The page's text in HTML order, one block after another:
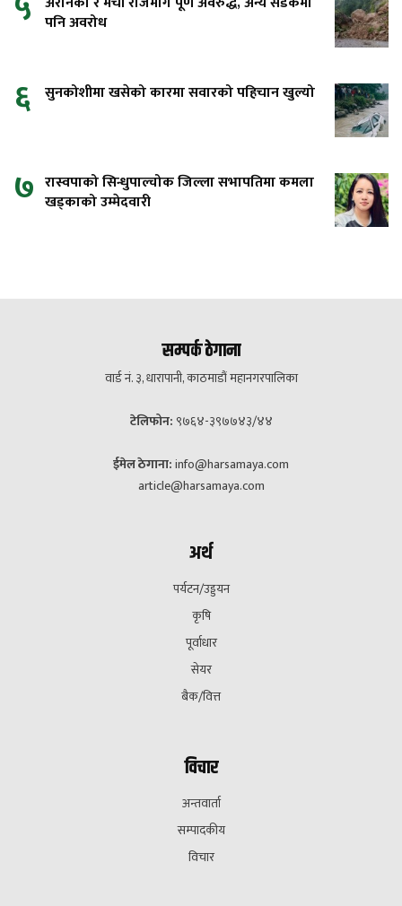
पनि अवरोध
६ सुनकोशीमा खसेको कारमा सवारको पहिचान खुल्यो
७ रास्वपाको सिन्धुपाल्चोक जिल्ला सभापतिमा कमला
खड्काको उम्मेदवारी
सम्पर्क ठेगाना
वार्ड नं. ३, धारापानी, काठमाडौं महानगरपालिका
टेलिफोन: ९७६४-३९७७४३/४४
ईमेल ठेगाना:info@harsamaya.com
article@harsamaya.com
अर्थ
पर्यटन/उड्डयन
कृषि
पूर्वाधार
सेयर
बैक/वित्त
विचार
अन्तवार्ता
सम्पादकीय
विचार